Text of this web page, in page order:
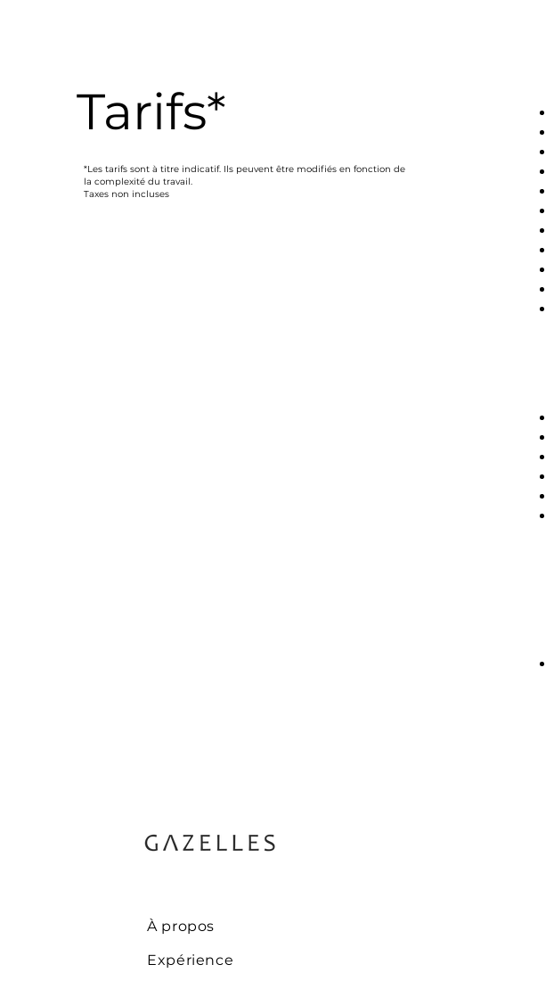
Tarifs*
*Les tarifs sont à titre indicatif. Ils peuvent être modifiés en fonction de
la complexité du travail.
Taxes non incluses
À propos
Expérience